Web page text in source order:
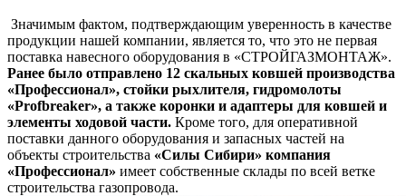
Значимым фактом, подтверждающим уверенность в качестве
продукции нашей компании, является то, что это не первая
поставка навесного оборудования в «СТРОЙГАЗМОНТАЖ».
Ранее было отправлено 12 скальных ковшей производства
«Профессионал», стойки рыхлителя, гидромолоты
«Profbreaker», а также коронки и адаптеры для ковшей и
элементы ходовой части. Кроме того, для оперативной
поставки данного оборудования и запасных частей на
объекты строительства «Силы Сибири» компания
«Профессионал» имеет собственные склады по всей ветке
строительства газопровода.